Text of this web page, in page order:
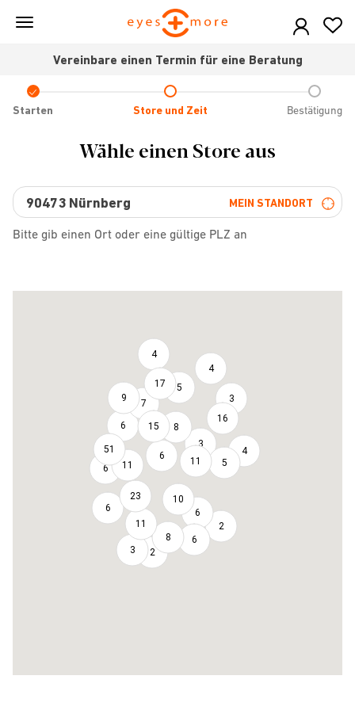
Skip
contentVereinbare einen Termin für eine Beratung
Check
icon
Starten Store und Zeit Bestätigung
Wähle einen Store aus
MEIN STANDORT
Bitte gib einen Ort oder eine gültige PLZ an
9
51
6
4
17
6
7
11
6
15
5
23
4
8
6
11
3
3
11
10
16
3
8
2
5
6
4
6
2